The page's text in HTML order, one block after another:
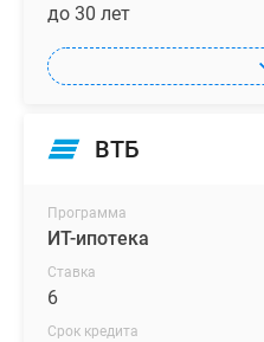
до 30 лет
ВТБ
Программа
ИТ-ипотека
Ставка
6
Срок кредита